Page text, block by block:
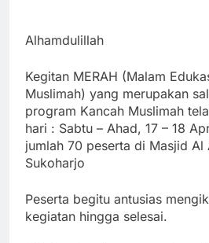
Alhamdulillah
Kegitan MERAH (Malam
Muslimah) yang merupakan
program Kancah Muslimah
hari : Sabtu – Ahad, 17 – 18
jumlah 70 peserta di Masjid Al
Sukoharjo
Peserta begitu antusias
kegiatan hingga selesai.